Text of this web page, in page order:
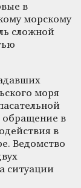
в
морскому
сложной
моря
обращение в
в
Ведомство
ситуации